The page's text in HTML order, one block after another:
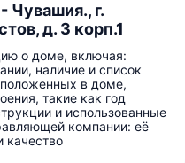
Чувашия., г.
д. 3 корп.1
о доме, включая:
наличие и список
в доме,
такие как год
и использованные
компании: её
качество